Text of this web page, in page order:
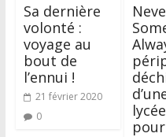
Sa dernière
volonté :
voyage au
bout de
l’ennui !
21 février 2020
0